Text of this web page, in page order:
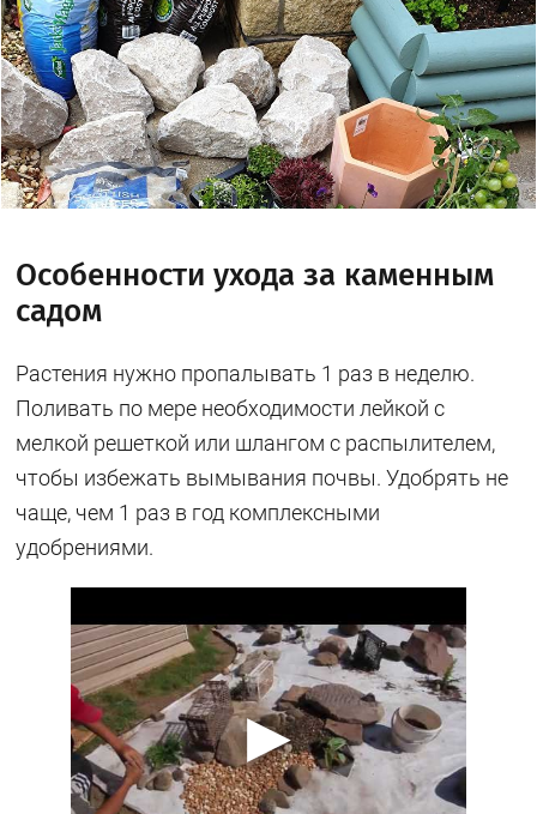
Особенности ухода за каменным
садом
Растения нужно пропалывать 1 раз в неделю.
Поливать по мере необходимости лейкой с
мелкой решеткой или шлангом с распылителем,
чтобы избежать вымывания почвы. Удобрять не
чаще, чем 1 раз в год комплексными
удобрениями.